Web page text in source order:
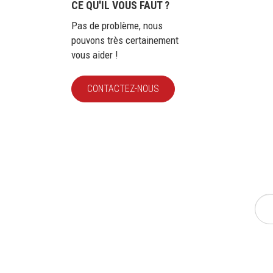
CE QU'IL VOUS FAUT ?
Pas de problème, nous
pouvons très certainement
vous aider !
CONTACTEZ-NOUS